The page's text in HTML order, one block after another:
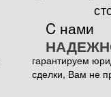
C нами
гарантируем
сделки, Вам не